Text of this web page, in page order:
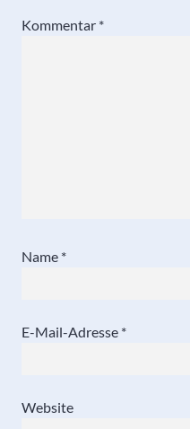
Kommentar *
Name *
E-Mail-Adresse *
Website